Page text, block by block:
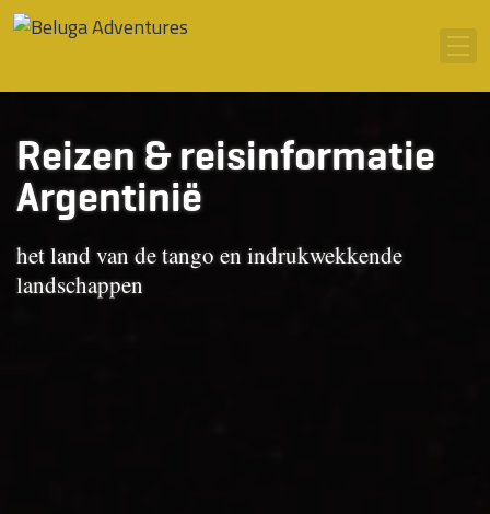
Ga naar inhoud
Reizen & reisinformatie
Argentinië
het land van de tango en indrukwekkende
landschappen